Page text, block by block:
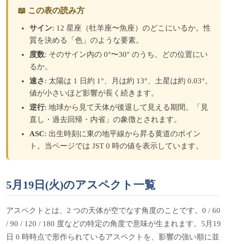
📖 この表の読み方
サイン: 12 星座（牡羊座〜魚座）のどこにいるか。性
質を決める「色」のような要素。
度数: そのサイン内の 0°〜30° のうち、どの位置にい
るか。
速さ: 太陽は 1 日約 1°、月は約 13°、土星は約 0.03°。
値が小さいほど影響が長く続きます。
逆行: 地球から見て天体が後退して見える期間。「見
直し・過去回帰・内省」の象徴とされます。
ASC: 出生時刻に東の地平線から昇る黄道のポイン
ト。当ページでは JST 0 時の値を表示しています。
5月19日(火)のアスペクト一覧
アスペクトとは、2 つの天体が空でなす角度のことです。0 / 60
/ 90 / 120 / 180 度などの特定の角度で意味が生まれます。5月19
日 0 時時点で形作られているアスペクトを、影響の強い順に並